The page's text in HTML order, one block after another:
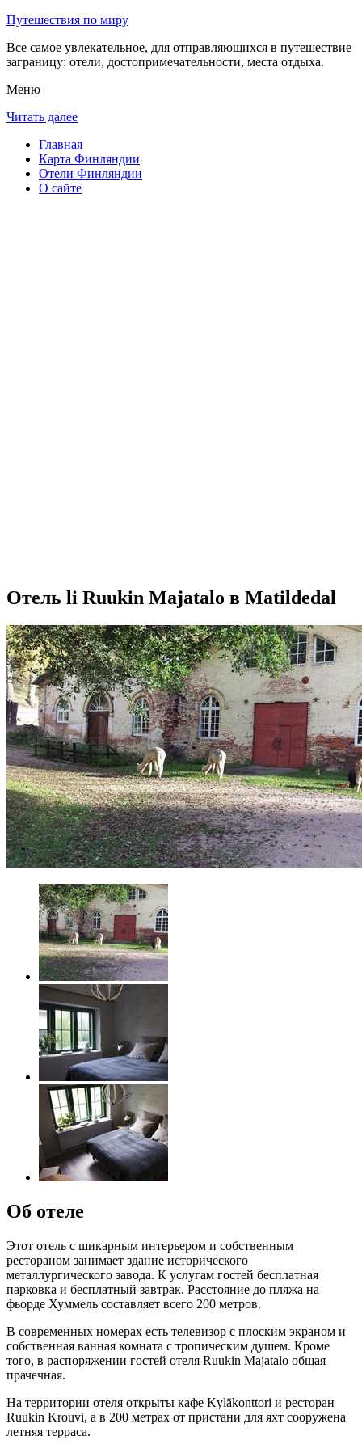
Путешествия по миру
Все самое увлекательное, для отправляющихся в путешествие
заграницу: отели, достопримечательности, места отдыха.
Меню
Читать далее
Главная
Карта Финляндии
Отели Финляндии
О сайте
Отель li Ruukin Majatalo в Matildedal
Об отеле
Этот отель с шикарным интерьером и собственным
рестораном занимает здание исторического
металлургического завода. К услугам гостей бесплатная
парковка и бесплатный завтрак. Расстояние до пляжа на
фьорде Хуммель составляет всего 200 метров.
В современных номерах есть телевизор с плоским экраном и
собственная ванная комната с тропическим душем. Кроме
того, в распоряжении гостей отеля Ruukin Majatalo общая
прачечная.
На территории отеля открыты кафе Kyläkonttori и ресторан
Ruukin Krouvi, а в 200 метрах от пристани для яхт сооружена
летняя терраса.